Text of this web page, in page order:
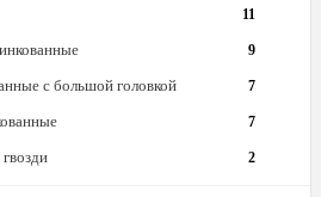
11
9
с большой головкой 7
7
2